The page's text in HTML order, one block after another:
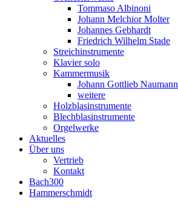
Tommaso Albinoni
Johann Melchior Molter
Johannes Gebhardt
Friedrich Wilhelm Stade
Streichinstrumente
Klavier solo
Kammermusik
Johann Gottlieb Naumann
weitere
Holzblasinstrumente
Blechblasinstrumente
Orgelwerke
Aktuelles
Über uns
Vertrieb
Kontakt
Bach300
Hammerschmidt